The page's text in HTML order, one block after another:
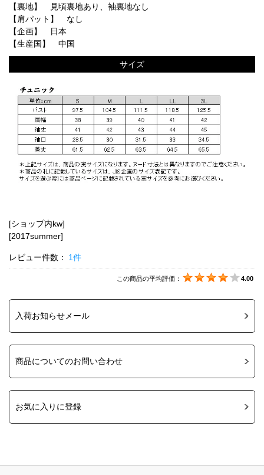
【裏地】 見頃裏地あり、袖裏地なし
【肩パット】 なし
【企画】 日本
【生産国】 中国
サイズ
[ショップ内kw]
[2017summer]
レビュー件数： 1件
この商品の平均評価： 4.00
入荷お知らせメール
商品についてのお問い合わせ
お気に入りに登録